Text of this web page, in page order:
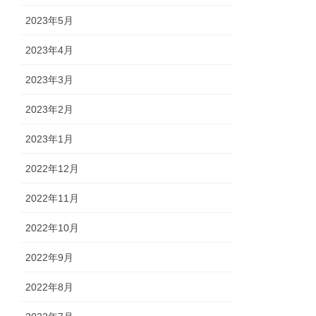
2023年5月
2023年4月
2023年3月
2023年2月
2023年1月
2022年12月
2022年11月
2022年10月
2022年9月
2022年8月